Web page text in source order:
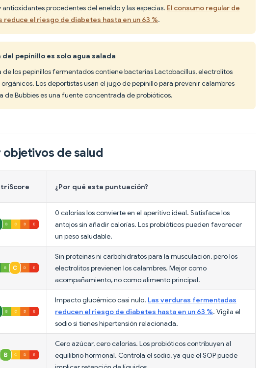
procedentes del eneldo y las especias. El consumo regular de
el riesgo de diabetes hasta en un 63 %.
del pepinillo es solo agua salada
de los pepinillos fermentados contiene bacterias Lactobacillus, electrolitos
Los deportistas usan el jugo de pepinillo para prevenir calambres
de Bubbies es una fuente concentrada de probióticos.
de salud
¿Por qué esta puntuación?
0 calorías los convierte en el aperitivo ideal. Satisface los
antojos sin añadir calorías. Los probióticos pueden favorecer
un peso saludable.
Sin proteínas ni carbohidratos para la musculación, pero los
electrolitos previenen los calambres. Mejor como
acompañamiento, no como alimento principal.
Impacto glucémico casi nulo. Las verduras fermentadas
reducen el riesgo de diabetes hasta en un 63 %. Vigila el
sodio si tienes hipertensión relacionada.
Cero azúcar, cero calorías. Los probióticos contribuyen al
equilibrio hormonal. Controla el sodio, ya que el SOP puede